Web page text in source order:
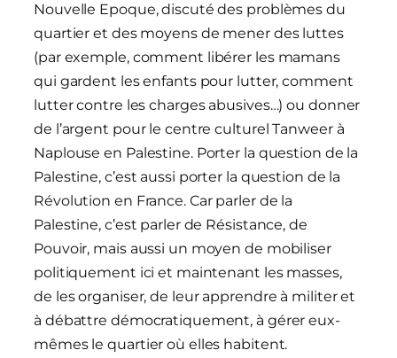
Nouvelle Epoque, discuté des problèmes du
quartier et des moyens de mener des luttes
(par exemple, comment libérer les mamans
qui gardent les enfants pour lutter, comment
lutter contre les charges abusives…) ou donner
de l’argent pour le centre culturel Tanweer à
Naplouse en Palestine. Porter la question de la
Palestine, c’est aussi porter la question de la
Révolution en France. Car parler de la
Palestine, c’est parler de Résistance, de
Pouvoir, mais aussi un moyen de mobiliser
politiquement ici et maintenant les masses,
de les organiser, de leur apprendre à militer et
à débattre démocratiquement, à gérer eux-
mêmes le quartier où elles habitent.